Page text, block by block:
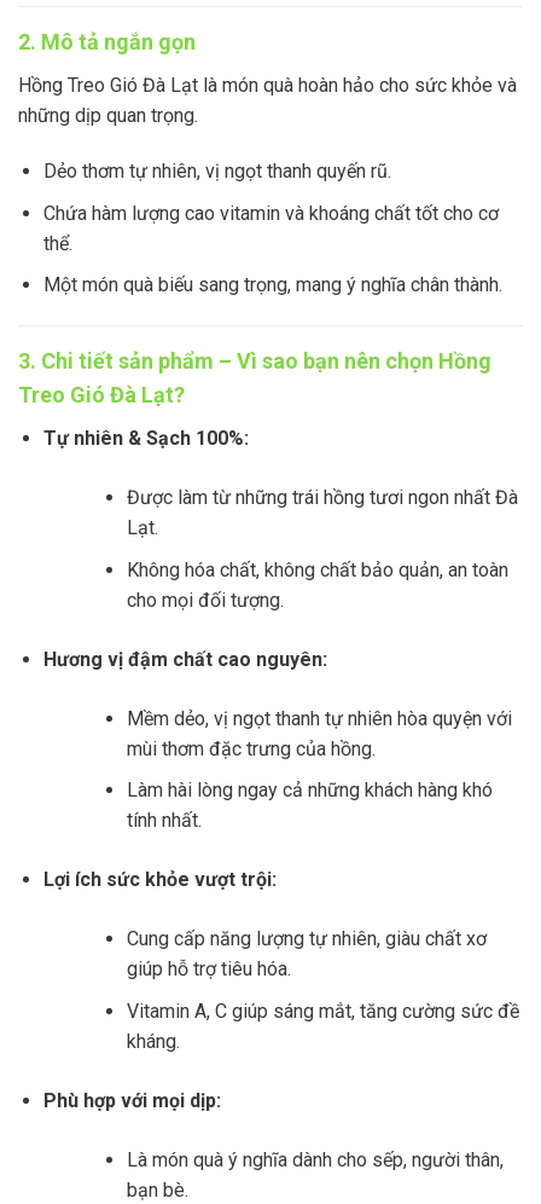
2. Mô tả ngắn gọn
Hồng Treo Gió Đà Lạt là món quà hoàn hảo cho sức khỏe và
những dịp quan trọng.
Dẻo thơm tự nhiên, vị ngọt thanh quyến rũ.
Chứa hàm lượng cao vitamin và khoáng chất tốt cho cơ
thể.
Một món quà biếu sang trọng, mang ý nghĩa chân thành.
3. Chi tiết sản phẩm – Vì sao bạn nên chọn Hồng
Treo Gió Đà Lạt?
Tự nhiên & Sạch 100%:
Được làm từ những trái hồng tươi ngon nhất Đà
Lạt.
Không hóa chất, không chất bảo quản, an toàn
cho mọi đối tượng.
Hương vị đậm chất cao nguyên:
Mềm dẻo, vị ngọt thanh tự nhiên hòa quyện với
mùi thơm đặc trưng của hồng.
Làm hài lòng ngay cả những khách hàng khó
tính nhất.
Lợi ích sức khỏe vượt trội:
Cung cấp năng lượng tự nhiên, giàu chất xơ
giúp hỗ trợ tiêu hóa.
Vitamin A, C giúp sáng mắt, tăng cường sức đề
kháng.
Phù hợp với mọi dịp:
Là món quà ý nghĩa dành cho sếp, người thân,
bạn bè.